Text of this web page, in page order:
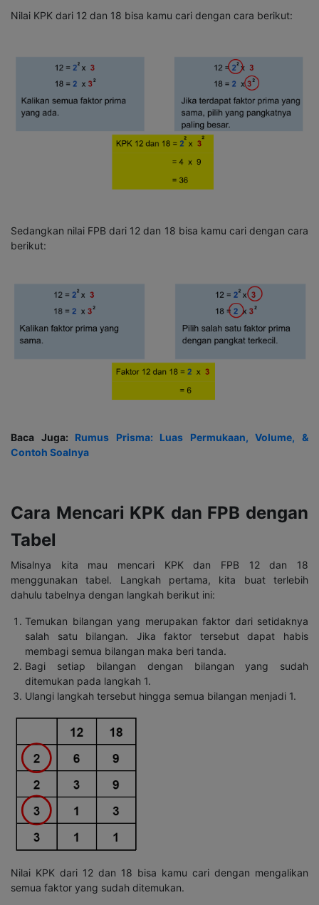
Nilai KPK dari 12 dan 18 bisa kamu cari dengan cara berikut:
Sedangkan nilai FPB dari 12 dan 18 bisa kamu cari dengan cara
berikut:
Baca Juga: Rumus Prisma: Luas Permukaan, Volume, &
Contoh Soalnya
Cara Mencari KPK dan FPB dengan
Tabel
Misalnya kita mau mencari KPK dan FPB 12 dan 18
menggunakan tabel. Langkah pertama, kita buat terlebih
dahulu tabelnya dengan langkah berikut ini:
Temukan bilangan yang merupakan faktor dari setidaknya
salah satu bilangan. Jika faktor tersebut dapat habis
membagi semua bilangan maka beri tanda.
Bagi setiap bilangan dengan bilangan yang sudah
ditemukan pada langkah 1.
Ulangi langkah tersebut hingga semua bilangan menjadi 1.
Nilai KPK dari 12 dan 18 bisa kamu cari dengan mengalikan
semua faktor yang sudah ditemukan.